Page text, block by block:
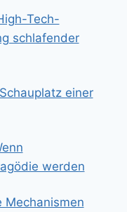
Tech-
schlafender
einer
werden
Mechanismen